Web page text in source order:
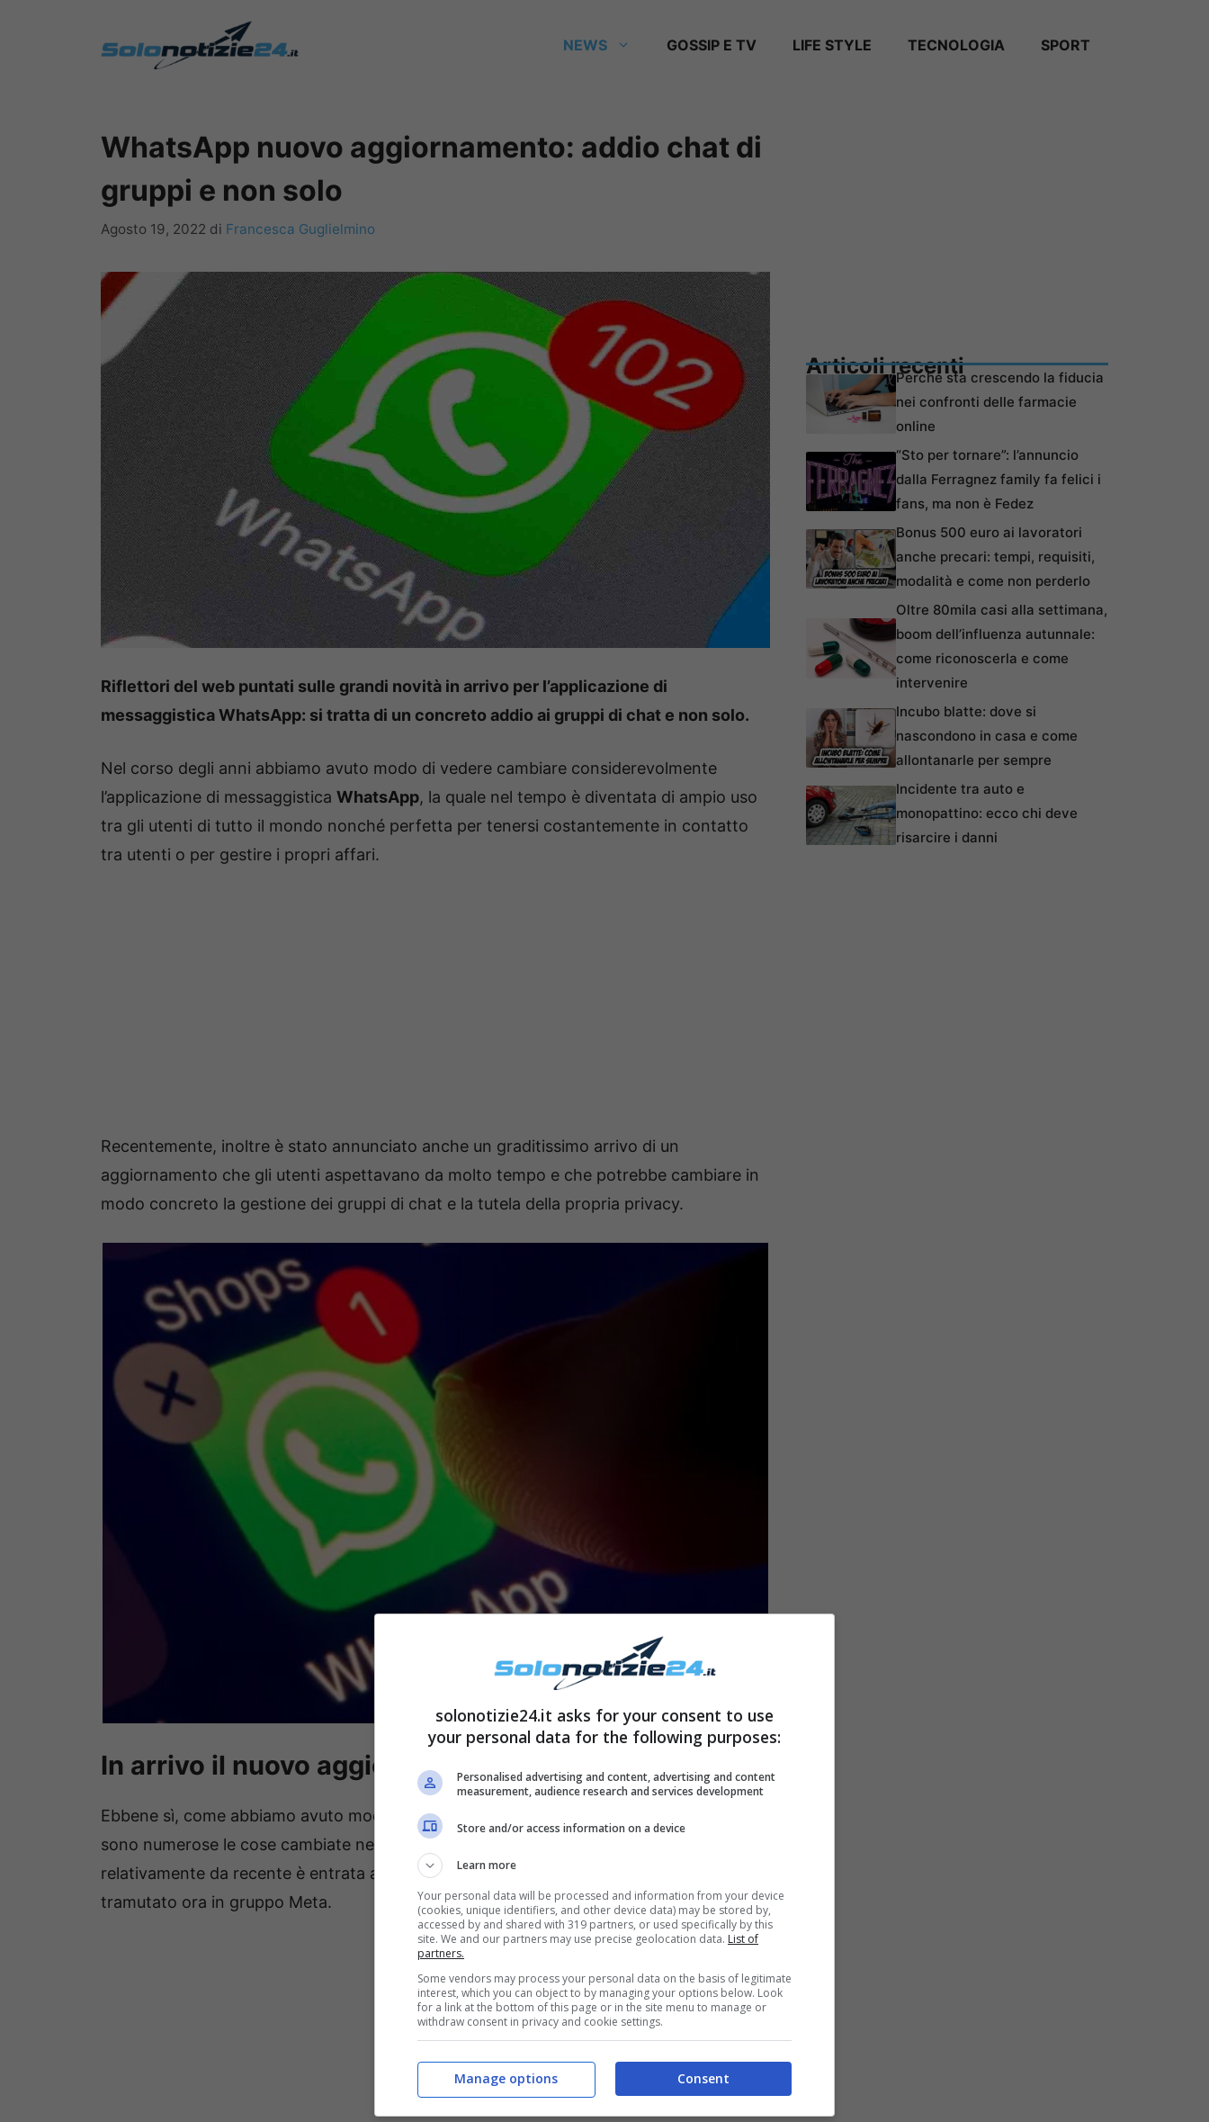
NEWS GOSSIP E TV LIFE STYLE TECNOLOGIA SPORT
WhatsApp nuovo aggiornamento: addio chat di
gruppi e non solo
Agosto 19, 2022 di Francesca Guglielmino
Riflettori del web puntati sulle grandi novità in arrivo per l’applicazione di
messaggistica WhatsApp: si tratta di un concreto addio ai gruppi di chat e non solo.
Nel corso degli anni abbiamo avuto modo di vedere cambiare considerevolmente
l’applicazione di messaggistica WhatsApp, la quale nel tempo è diventata di ampio uso
tra gli utenti di tutto il mondo nonché perfetta per tenersi costantemente in contatto
tra utenti o per gestire i propri affari.
Recentemente, inoltre è stato annunciato anche un graditissimo arrivo di un
aggiornamento che gli utenti aspettavano da molto tempo e che potrebbe cambiare in
modo concreto la gestione dei gruppi di chat e la tutela della propria privacy.
In arrivo il nuovo aggiornamento di WhatsApp
Ebbene sì, come abbiamo avuto modo di spiegare recentemente nel corso degli anni
sono numerose le cose cambiate nell’app di messaggistica di
relativamente da recente è entrata a far parte del quartier generale di Facebook,
tramutato ora in gruppo Meta.
Articoli recentiPerché sta crescendo la fiducia
nei confronti delle farmacie
online
“Sto per tornare”: l’annuncio
dalla Ferragnez family fa felici i
fans, ma non è Fedez
Bonus 500 euro ai lavoratori
anche precari: tempi, requisiti,
modalità e come non perderlo
Oltre 80mila casi alla settimana,
boom dell’influenza autunnale:
come riconoscerla e come
intervenire
Incubo blatte: dove si
nascondono in casa e come
allontanarle per sempre
Incidente tra auto e
monopattino: ecco chi deve
risarcire i danni
solonotizie24.it asks for your consent to use
your personal data for the following purposes:
Personalised advertising and content, advertising and content
measurement, audience research and services development
Store and/or access information on a device
Learn more
Your personal data will be processed and information from your device
(cookies, unique identifiers, and other device data) may be stored by,
accessed by and shared with 319 partners, or used specifically by this
site. We and our partners may use precise geolocation data. List of
partners.
Some vendors may process your personal data on the basis of legitimate
interest, which you can object to by managing your options below. Look
for a link at the bottom of this page or in the site menu to manage or
withdraw consent in privacy and cookie settings.
Consent
Manage options